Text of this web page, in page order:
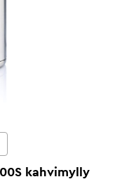
kahvimylly